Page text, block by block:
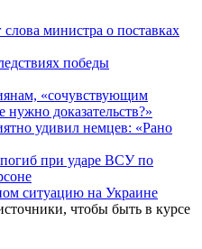
министра о поставках
победы
«сочувствующим
доказательств?»
удивил немцев: «Рано
при ударе ВСУ по
ситуацию на Украине
чтобы быть в курсе